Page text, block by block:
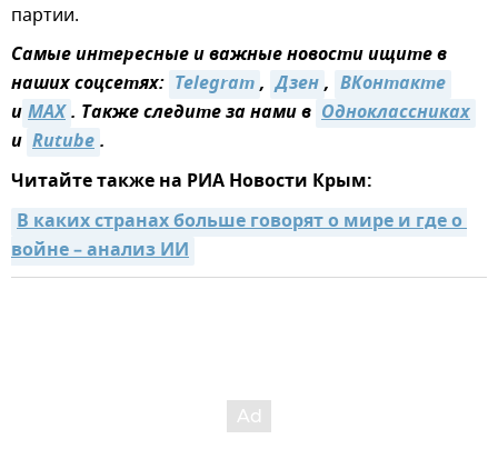
партии.
Самые интересные и важные новости ищите в
наших соцсетях: Telegram, Дзен, ВКонтакте
иMAX. Также следите за нами в Одноклассниках
и Rutube.
Читайте также на РИА Новости Крым:
В каких странах больше говорят о мире и где о
войне – анализ ИИ